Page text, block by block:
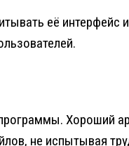
её
Хороший
не испытывая